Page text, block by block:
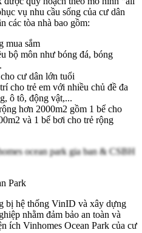
vụ nhu cầu sống của cư dân
các tòa nhà bao gồm:
mua sắm
bộ môn như bóng đá, bóng
cư dân lớn tuổi
cho trẻ em với nhiều chủ đề đa
ô tô, động vật,...
hơn 2000m2 gồm 1 bể cho
và 1 bể bơi cho trẻ rộng
Park
bị hệ thống VinID và xây dựng
nhằm đảm bảo an toàn và
ích Vinhomes Ocean Park của cư